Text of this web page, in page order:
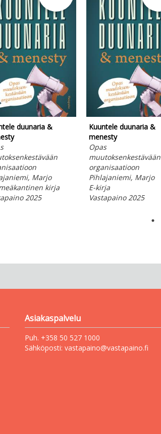
duunaria &
Marjo
kirja
2025
Kuuntele duunaria &
menesty
Opas
muutoksenkestävään
organisaatioon
Pihlajaniemi, Marjo
E-kirja
Vastapaino 2025
Asiakaspalvelu
Puh. +358 50 527 1000
Sähköposti: vastapaino@vastapaino.fi